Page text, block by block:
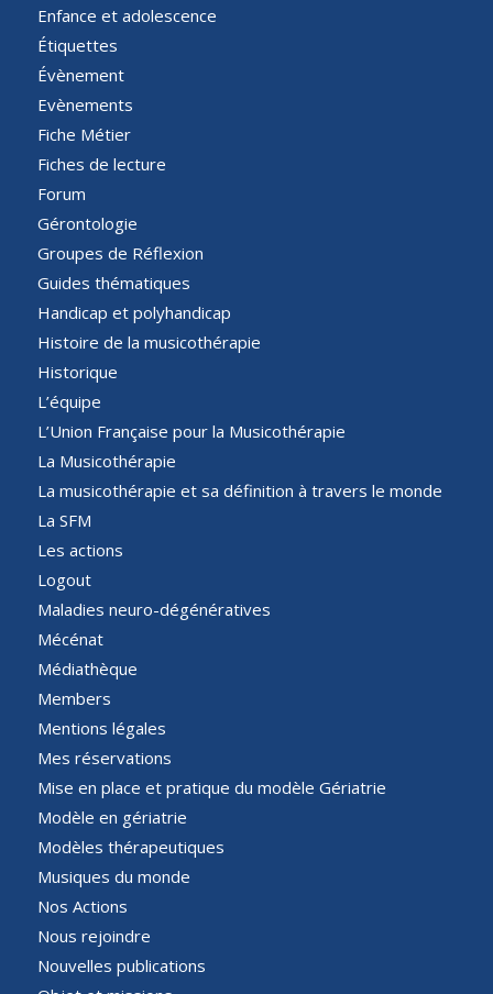
Enfance et adolescence
Étiquettes
Évènement
Evènements
Fiche Métier
Fiches de lecture
Forum
Gérontologie
Groupes de Réflexion
Guides thématiques
Handicap et polyhandicap
Histoire de la musicothérapie
Historique
L’équipe
L’Union Française pour la Musicothérapie
La Musicothérapie
La musicothérapie et sa définition à travers le monde
La SFM
Les actions
Logout
Maladies neuro-dégénératives
Mécénat
Médiathèque
Members
Mentions légales
Mes réservations
Mise en place et pratique du modèle Gériatrie
Modèle en gériatrie
Modèles thérapeutiques
Musiques du monde
Nos Actions
Nous rejoindre
Nouvelles publications